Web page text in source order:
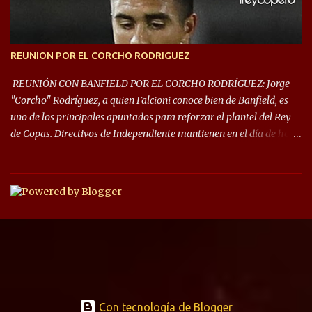
REUNION POR EL CORCHO RODRIGUEZ
REUNIÓN CON BANFIELD POR EL CORCHO RODRÍGUEZ: Jorge
"Corcho" Rodríguez, a quien Falcioni conoce bien de Banfield, es
uno de los principales apuntados para reforzar el plantel del Rey
de Copas. Directivos de Independiente mantienen en el día de hoy
préstamo con opción de compra pero, por lo que se sabe, Banfield
busca vender al menos el 50% del pase por una cifra cercana a los
1,5 millones de dólares. El volante central titular del Banfield y
de sus compañeros, realizó 17 infracciones y solo fue amonestado
Con tecnología de Blogger